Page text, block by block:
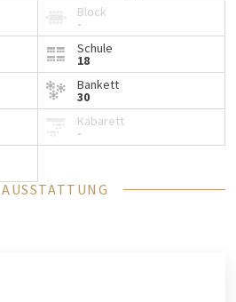
Breakout-Sessions
.
ist auch dieser mit
und bietet eine ruhige,
für jede Art von Meeting.
wir unser Tagungsangebot
mehr Flexibilität und
für Ihre
bieten.
Block
-
Schule
18
Bankett
30
Kabarett
-